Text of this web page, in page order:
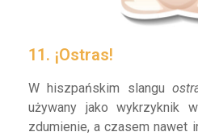
11. ¡Ostras!
W hiszpańskim slangu
używany jako wykrzyknik
zdumienie, a czasem nawet